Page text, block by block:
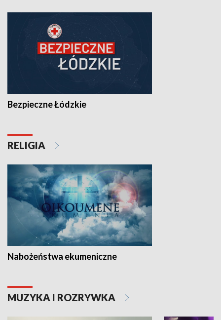
Bezpieczne Łódzkie
RELIGIA
Nabożeństwa ekumeniczne
MUZYKA I ROZRYWKA